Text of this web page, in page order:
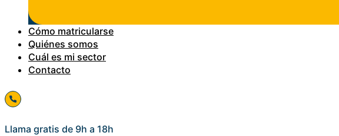
Cómo matricularse
Quiénes somos
Cuál es mi sector
Contacto
Llama gratis de 9h a 18h